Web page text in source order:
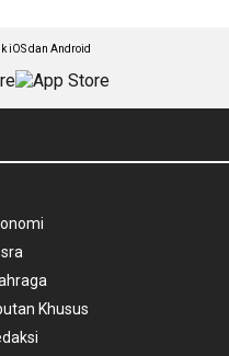
iOS dan Android
Khusus